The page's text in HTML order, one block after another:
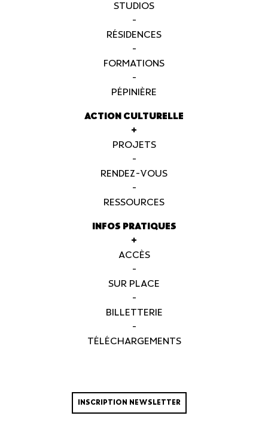
STUDIOS
-
RÉSIDENCES
-
FORMATIONS
-
PÉPINIÈRE
ACTION CULTURELLE
+
PROJETS
-
RENDEZ-VOUS
-
RESSOURCES
INFOS PRATIQUES
+
ACCÈS
-
SUR PLACE
-
BILLETTERIE
-
TÉLÉCHARGEMENTS
INSCRIPTION NEWSLETTER